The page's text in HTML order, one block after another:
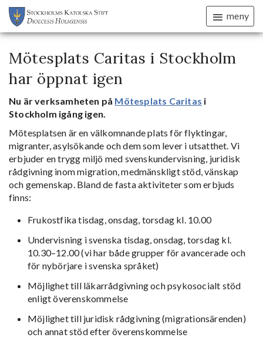
meny
Mötesplats Caritas i Stockholm
har öppnat igen
Nu är verksamheten på Mötesplats Caritas i
Stockholm igång igen.
Mötesplatsen är en välkomnande plats för flyktingar,
migranter, asylsökande och dem som lever i utsatthet. Vi
erbjuder en trygg miljö med svenskundervisning, juridisk
rådgivning inom migration, medmänskligt stöd, vänskap
och gemenskap. Bland de fasta aktiviteter som erbjuds
finns:
Frukostfika tisdag, onsdag, torsdag kl. 10.00
Undervisning i svenska tisdag, onsdag, torsdag kl.
10.30–12.00 (vi har både grupper för avancerade och
för nybörjare i svenska språket)
Möjlighet till läkarrådgivning och psykosocialt stöd
enligt överenskommelse
Möjlighet till juridisk rådgivning (migrationsärenden)
och annat stöd efter överenskommelse